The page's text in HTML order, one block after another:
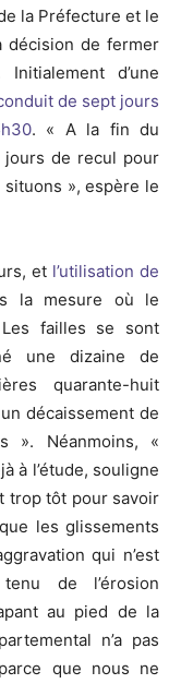
la Préfecture et le
décision de fermer
d’une
de sept jours
. « A la fin du
jours de recul pour
», espère le
et l’utilisation de
la mesure où le
failles se sont
une dizaine de
quarante-huit
décaissement de
». Néanmoins, «
à l’étude, souligne
trop tôt pour savoir
les glissements
qui n’est
de l’érosion
au pied de la
n’a pas
que nous ne